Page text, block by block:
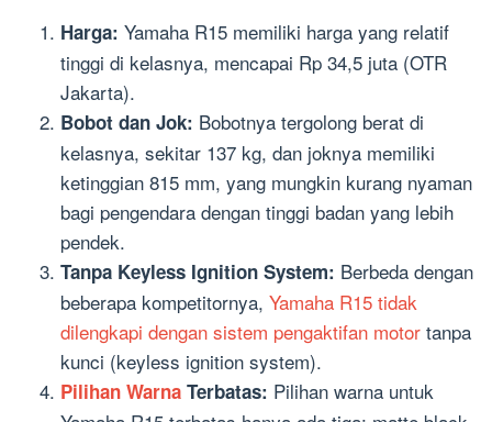
Harga: Yamaha R15 memiliki harga yang relatif
tinggi di kelasnya, mencapai Rp 34,5 juta (OTR
Jakarta).
Bobot dan Jok: Bobotnya tergolong berat di
kelasnya, sekitar 137 kg, dan joknya memiliki
ketinggian 815 mm, yang mungkin kurang nyaman
bagi pengendara dengan tinggi badan yang lebih
pendek.
Tanpa Keyless Ignition System: Berbeda dengan
beberapa kompetitornya, Yamaha R15 tidak
dilengkapi dengan sistem pengaktifan motor tanpa
kunci (keyless ignition system).
Pilihan Warna Terbatas: Pilihan warna untuk